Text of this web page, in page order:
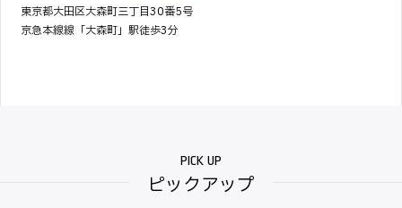
東京都大田区大森町三丁目30番5号
京急本線線「大森町」駅徒歩3分
ピックアップ